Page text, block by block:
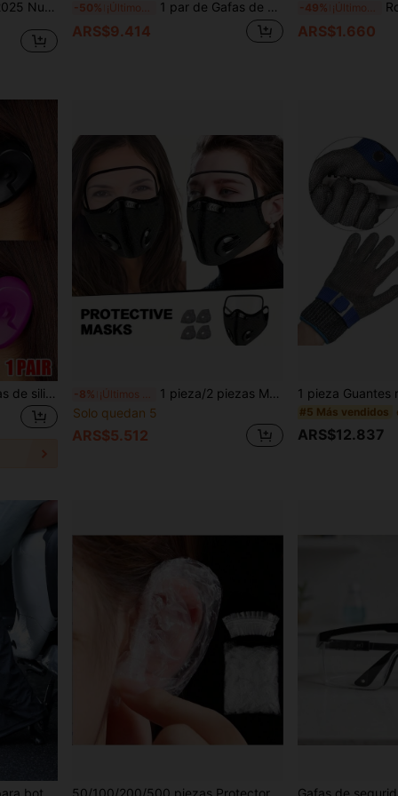
de Mariposa para Hombres y Mujeres Ejercicio Interior Exterior, Trotar y Deportes de Pelota. -50% ¡Últimos 2 días 1 par de Gafas de moda y coloridas para motocicleta, esquí, motonieve, deportes al aire libre, motocicleta, ciclismo, deportes al aire libre a prueba de viento, conducción todoterreno, bicicleta
ARS$9.414
-49% ¡Últimos 3 días Rodilleras deportivas
ARS$1.660
1 par de cubiertas de orejas de silicona reutilizables para teñir el cabello - Impermeables y resistentes al calor, protegen las orejas, adecuadas para salones de belleza, lavado de cabello, ducha - Colores mixtos (negro, púrpura, rosa) -8%
1 pieza/2 piezas Máscara desmontable y plegable, Máscara reutilizable con válvula de exhalación, Escudo transparente desmontable, Equipo para actividades al aire libre, A prueba de polvo, Unisex
Solo quedan 5
ARS$5.512
#5 Más vendidos
ARS$12.837
galochas gruesas para días lluviosos al aire libre 50/100/200/500 piezas Protectores desechables para oídos, impermeables para teñir, duchar, bañarse, cuidado de belleza, protección del orificio auditivo